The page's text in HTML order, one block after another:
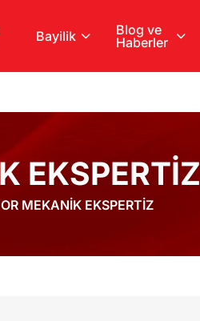
Bayilik
Blog ve
Haberler
EKSPERTİZ
MEKANİK EKSPERTİZ